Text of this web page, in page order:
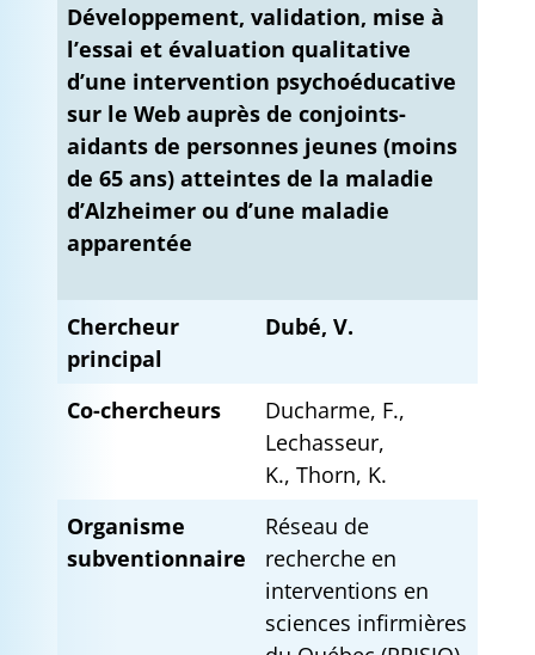
Développement, validation, mise à
l’essai et évaluation qualitative
d’une intervention psychoéducative
sur le Web auprès de conjoints-
aidants de personnes jeunes (moins
de 65 ans) atteintes de la maladie
d’Alzheimer ou d’une maladie
apparentée
Chercheur
principal
Dubé, V.
Co-chercheurs
Ducharme, F.,
Lechasseur,
K., Thorn, K.
Organisme
subventionnaire
Réseau de
recherche en
interventions en
sciences infirmières